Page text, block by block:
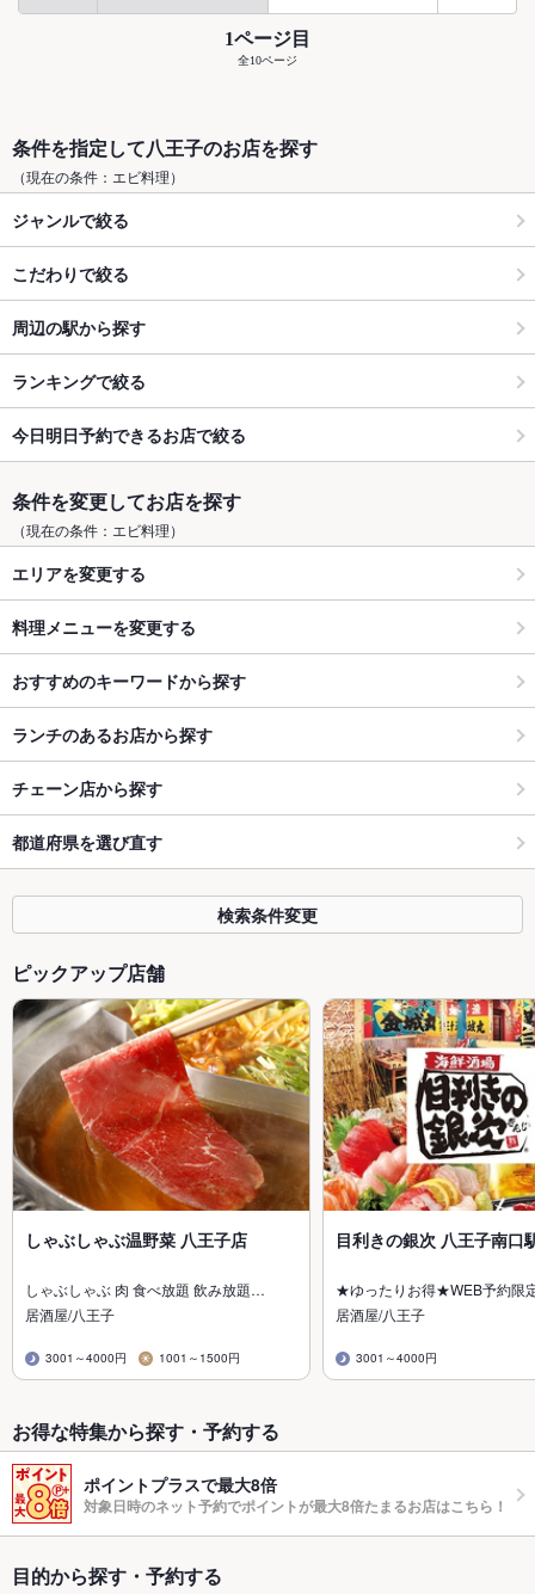
1ページ目
全10ページ
条件を指定して八王子のお店を探す
（現在の条件：エビ料理）
ジャンルで絞る
こだわりで絞る
周辺の駅から探す
ランキングで絞る
今日明日予約できるお店で絞る
条件を変更してお店を探す
（現在の条件：エビ料理）
エリアを変更する
料理メニューを変更する
おすすめのキーワードから探す
ランチのあるお店から探す
チェーン店から探す
都道府県を選び直す
検索条件変更
ピックアップ店舗
しゃぶしゃぶ温野菜 八王子店
しゃぶしゃぶ 肉 食べ放題 飲み放題…
居酒屋/八王子
3001～4000円 1001～1500円
目利きの銀次 八王子南口
★ゆったりお得★WEB予約限
居酒屋/八王子
3001～4000円
お得な特集から探す・予約する
ポイントプラスで最大8倍
対象日時のネット予約でポイントが最大8倍たまるお店はこちら！
目的から探す・予約する